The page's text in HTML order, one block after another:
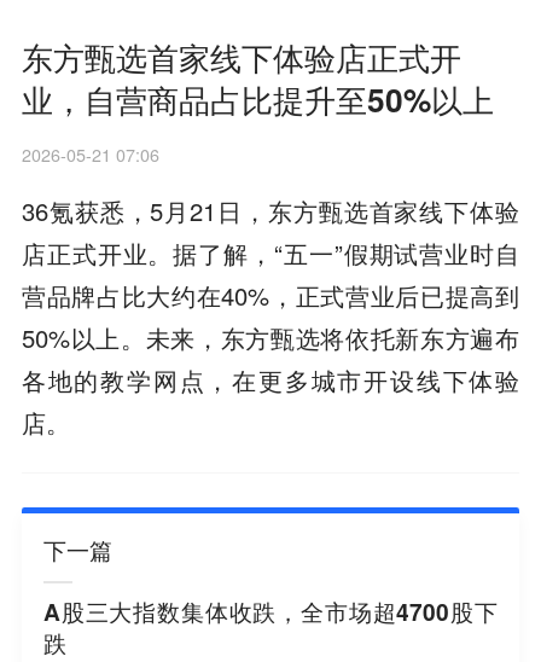
东方甄选首家线下体验店正式开
业，自营商品占比提升至50%以上
2026-05-21 07:06
36氪获悉，5月21日，东方甄选首家线下体验
店正式开业。据了解，“五一”假期试营业时自
营品牌占比大约在40%，正式营业后已提高到
50%以上。未来，东方甄选将依托新东方遍布
各地的教学网点，在更多城市开设线下体验
店。
下一篇
A股三大指数集体收跌，全市场超4700股下
跌